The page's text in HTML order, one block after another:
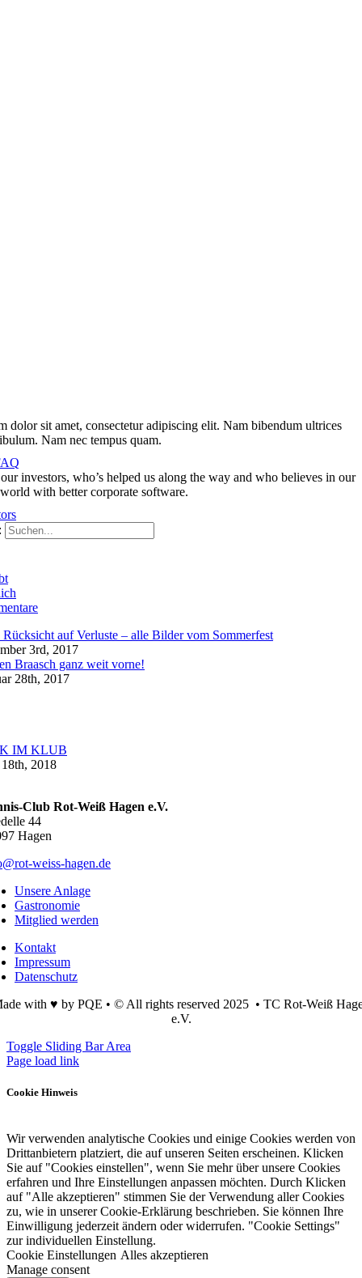
dolor sit amet, consectetur adipiscing elit. Nam bibendum ultrices
Nam nec tempus quam.
investors, who’s helped us along the way and who believes in our
with better corporate software.
Rücksicht auf Verluste – alle Bilder vom Sommerfest
3rd, 2017
Braasch ganz weit vorne!
28th, 2017
IM KLUB
2018
Club Rot-Weiß Hagen e.V.
44
Hagen
weiss-hagen.de
Unsere Anlage
Gastronomie
Mitglied werden
Kontakt
Impressum
Datenschutz
with ♥ by PQE • © All rights reserved 2025 • TC Rot-Weiß
e.V.
Toggle Sliding Bar Area
Page load link
Cookie Hinweis
Wir verwenden analytische Cookies und einige Cookies werden von
Drittanbietern platziert, die auf unseren Seiten erscheinen. Klicken
Sie auf "Cookies einstellen", wenn Sie mehr über unsere Cookies
erfahren und Ihre Einstellungen anpassen möchten. Durch Klicken
auf "Alle akzeptieren" stimmen Sie der Verwendung aller Cookies
zu, wie in unserer Cookie-Erklärung beschrieben. Sie können Ihre
Einwilligung jederzeit ändern oder widerrufen. "Cookie Settings"
zur individuellen Einstellung.
Cookie Einstellungen Alles akzeptieren
Manage consent